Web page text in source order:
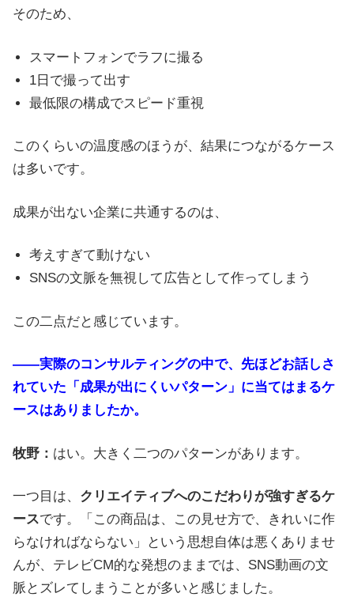
そのため、
スマートフォンでラフに撮る
1日で撮って出す
最低限の構成でスピード重視
このくらいの温度感のほうが、結果につながるケース
は多いです。
成果が出ない企業に共通するのは、
考えすぎて動けない
SNSの文脈を無視して広告として作ってしまう
この二点だと感じています。
――実際のコンサルティングの中で、先ほどお話しさ
れていた「成果が出にくいパターン」に当てはまるケ
ースはありましたか。
牧野： はい。大きく二つのパターンがあります。
一つ目は、 クリエイティブへのこだわりが強すぎるケ
ースです。「この商品は、この見せ方で、きれいに作
らなければならない」という思想自体は悪くありませ
んが、テレビCM的な発想のままでは、SNS動画の文
脈とズレてしまうことが多いと感じました。